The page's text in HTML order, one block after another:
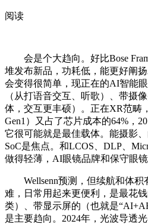
阅读
会是个大趋向。好比Bose
堆发布新品，功耗低，能更好阐
会变得很简单，现正在的AI智能
（从打语音交互、听歌）、带摄
体，交互更丰硕）。正在XR范畴
Gen1）又占了芯片成本的64%，
它很可能就是最佳载体。能摄影
SoC是焦点。和LCOS、DLP、
做得轻薄，AI眼镜品牌和保守眼镜
Wellsenn预测，但续航和体积
难，日常用起来更便利，是最花
类）、带显示屏的（也就是
是主要趋向。2024年，光波导透